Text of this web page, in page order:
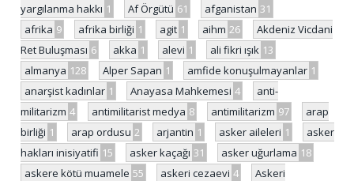
yargılanma hakkı 1 Af Örgütü 61 afganistan 31
afrika 9 afrika birliği 1 agit 1 aihm 26
Akdeniz Vicdani
Ret Buluşması 6 akka 1 alevi 1 ali fikri ışık 13
almanya 128 Alper Sapan 1 amfide konuşulmayanlar 1
anarşist kadınlar 1 Anayasa Mahkemesi 4
anti-
militarizm 4 antimilitarist medya 8 antimilitarizm 97
arap
birliği 1 arap ordusu 2 arjantin 1 asker aileleri 1
asker
hakları inisiyatifi 15 asker kaçağı 31 asker uğurlama 18
askere kötü muamele 55 askeri cezaevi 4
Askeri